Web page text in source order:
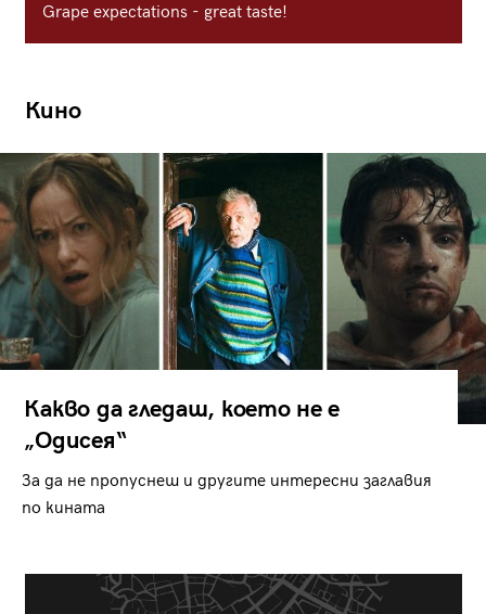
Grape expectations - great taste!
Кино
Какво да гледаш, което не е
„Одисея“
За да не пропуснеш и другите интересни заглавия
по кината